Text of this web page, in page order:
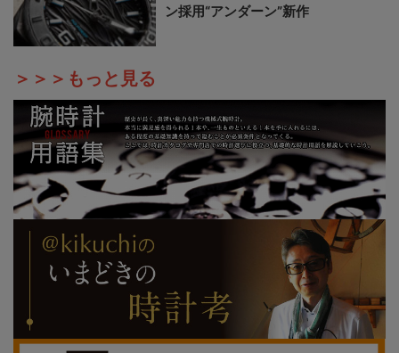
ン採用“アンダーン”新作
＞＞＞もっと見る